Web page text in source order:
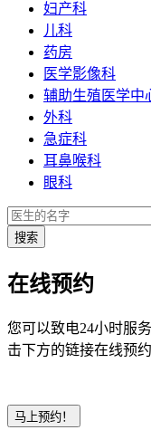
妇产科
儿科
药房
医学影像科
辅助生殖医学中
外科
急症科
耳鼻喉科
眼科
在线预约
您可以致电24小时服
击下方的链接在线预约